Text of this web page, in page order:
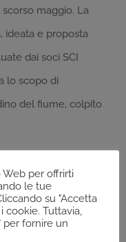
maggio. La
ideata e proposta
dai soci SCI
lo scopo di
del fiume, colpito
Web per offrirti
le tue
su "Accetta
cookie. Tuttavia,
per fornire un